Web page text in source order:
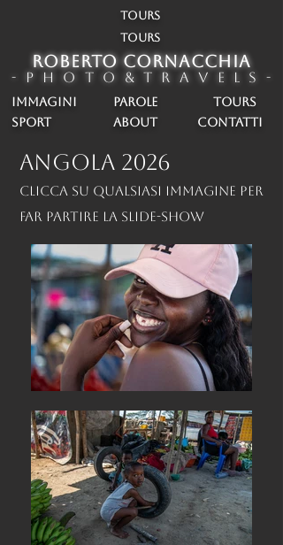
TOURS
TOURS
ROBERTO CORNACCHIA
- P h o t o & T r a v e l s -
IMMAGINI
SPORT
PAROLE
about
TOURS
CONTATTI
ANGOLA 2026
Clicca su qualsiasi immagine per
far partire la slide-show